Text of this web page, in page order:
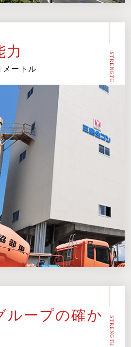
STRENGTH
力
メートル
STRENGTH
ループの確か